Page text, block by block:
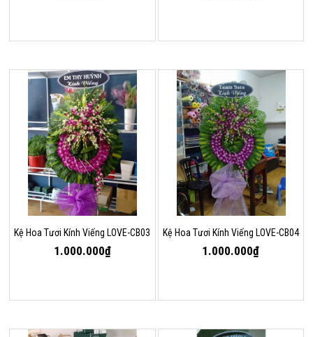
Kệ Hoa Tươi Kính Viếng LOVE-CB03
1.000.000₫
Kệ Hoa Tươi Kính Viếng LOVE-CB04
1.000.000₫